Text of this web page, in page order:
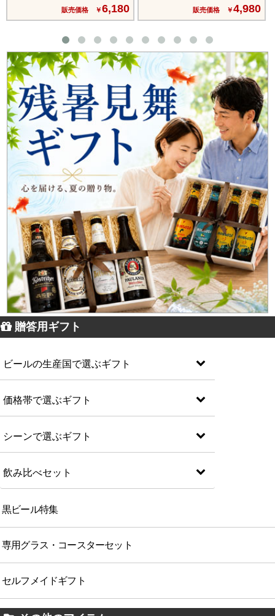
販売価格 ￥6,180 販売価格 ￥4,980
贈答用ギフト
ビールの生産国で選ぶギフト
価格帯で選ぶギフト
シーンで選ぶギフト
飲み比べセット
黒ビール特集
専用グラス・コースターセット
セルフメイドギフト